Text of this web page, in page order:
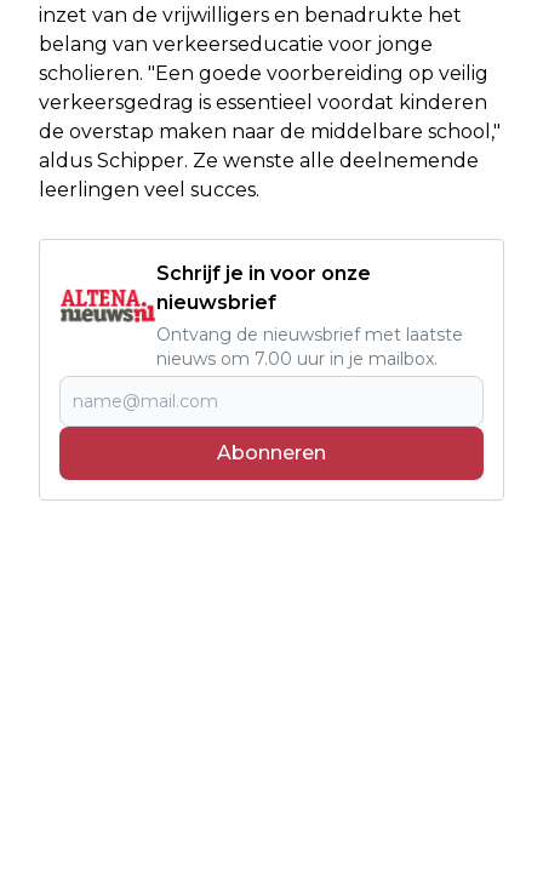
inzet van de vrijwilligers en benadrukte het
belang van verkeerseducatie voor jonge
scholieren. "Een goede voorbereiding op veilig
verkeersgedrag is essentieel voordat kinderen
de overstap maken naar de middelbare school,"
aldus Schipper. Ze wenste alle deelnemende
leerlingen veel succes.
Schrijf je in voor onze
nieuwsbrief
Ontvang de nieuwsbrief met laatste
nieuws om 7.00 uur in je mailbox.
Abonneren